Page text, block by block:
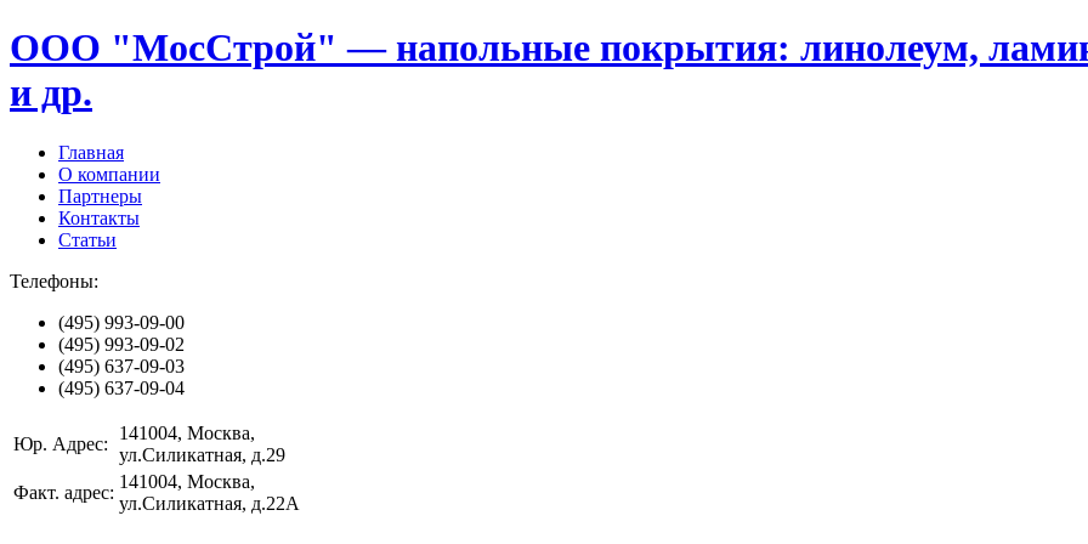
ООО "МосСтрой" — напольные покрытия: линолеум,
и др.
Главная
О компании
Партнеры
Контакты
Статьи
Телефоны:
(495) 993-09-00
(495) 993-09-02
(495) 637-09-03
(495) 637-09-04
Юр. Адрес:
141004, Москва,
ул.Силикатная, д.29
Факт. адрес:
141004, Москва,
ул.Силикатная, д.22А